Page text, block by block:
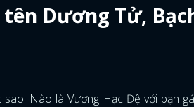
Dương Tử,
Nào là Vương Hạc Đệ với bạn